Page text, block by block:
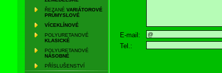
ŘEZANÉ VARIÁTOROVÉ
PRŮMYSLOVÉ
VÍCEKLÍNOVÉ
POLYURETANOVÉ
KLASICKÉ
POLYURETANOVÉ
NÁSOBNÉ
PŘÍSLUŠENSTVÍ
E-mail:
Tel.: